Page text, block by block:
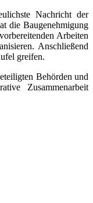
Nachricht der
die Baugenehmigung
Arbeiten
Anschließend
greifen.
Behörden und
Zusammenarbeit